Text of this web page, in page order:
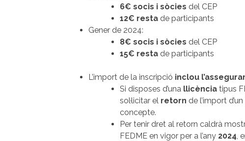
6€ socis i sòcies del CEP
12€ resta de participants
Gener de 2024:
8€ socis i sòcies del CEP
15€ resta de participants
L’import de la inscripció inclou
Si disposes d’una llicència tipus
sol·licitar el retorn de l’import d’un
concepte.
Per tenir dret al retorn caldrà
FEDME en vigor per a l’any 2024 ,